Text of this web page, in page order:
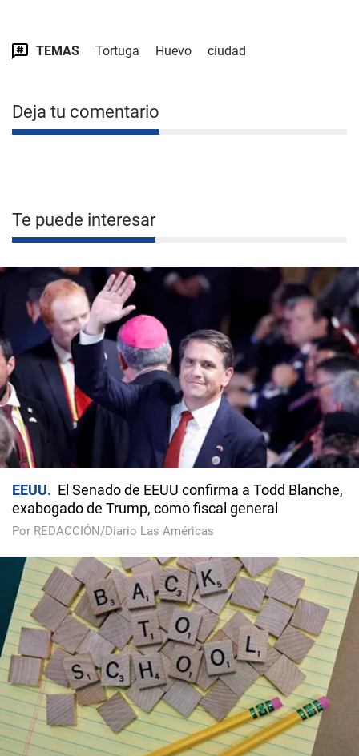
TEMAS Tortuga Huevo ciudad
Deja tu comentario
Te puede interesar
EEUU
El Senado de EEUU confirma a Todd Blanche,
exabogado de Trump, como fiscal general
Por REDACCIÓN/Diario Las Américas